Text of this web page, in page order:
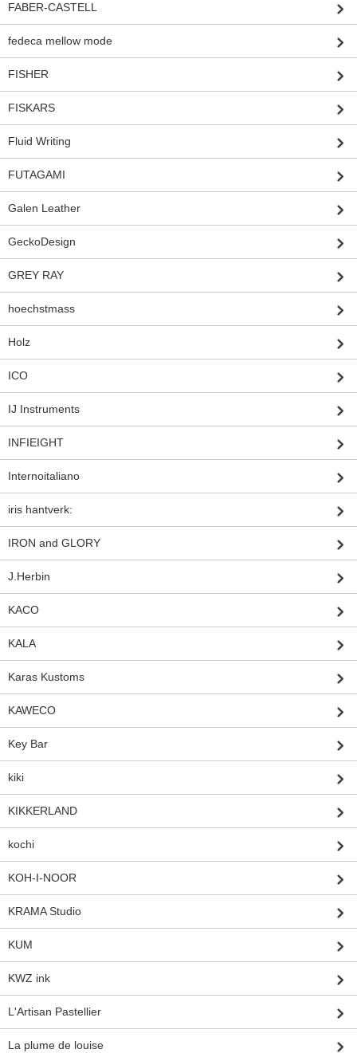
FABER-CASTELL
fedeca mellow mode
FISHER
FISKARS
Fluid Writing
FUTAGAMI
Galen Leather
GeckoDesign
GREY RAY
hoechstmass
Holz
ICO
IJ Instruments
INFIEIGHT
Internoitaliano
iris hantverk:
IRON and GLORY
J.Herbin
KACO
KALA
Karas Kustoms
KAWECO
Key Bar
kiki
KIKKERLAND
kochi
KOH-I-NOOR
KRAMA Studio
KUM
KWZ ink
L'Artisan Pastellier
La plume de louise